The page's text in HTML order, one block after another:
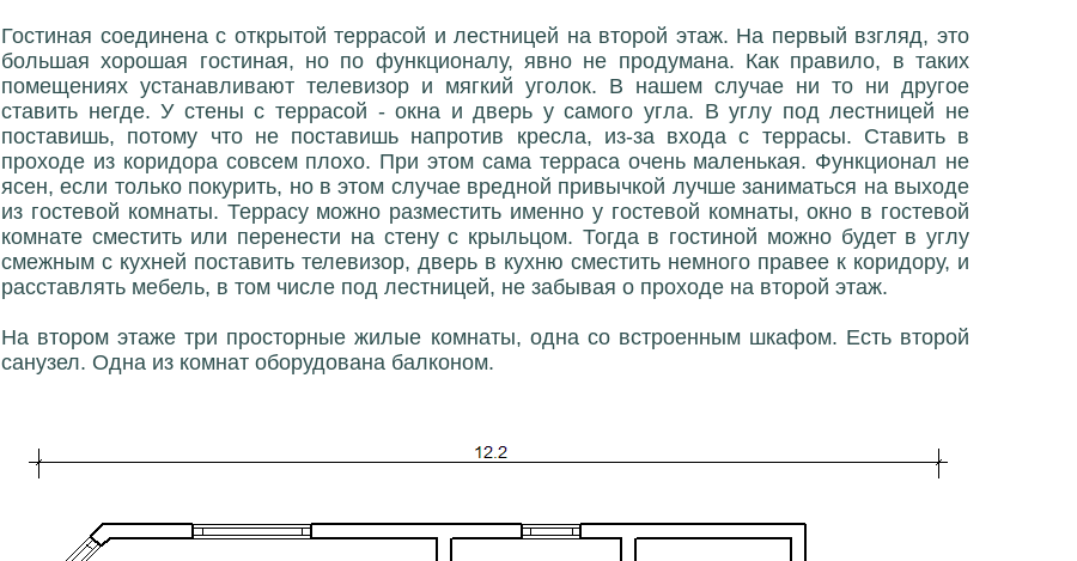
Гостиная соединена с открытой террасой и лестницей на второй этаж. На первый взгляд, это
большая хорошая гостиная, но по функционалу, явно не продумана. Как правило, в таких
помещениях устанавливают телевизор и мягкий уголок. В нашем случае ни то ни другое
ставить негде. У стены с террасой - окна и дверь у самого угла. В углу под лестницей не
поставишь, потому что не поставишь напротив кресла, из-за входа с террасы. Ставить в
проходе из коридора совсем плохо. При этом сама терраса очень маленькая. Функционал не
ясен, если только покурить, но в этом случае вредной привычкой лучше заниматься на выходе
из гостевой комнаты. Террасу можно разместить именно у гостевой комнаты, окно в гостевой
комнате сместить или перенести на стену с крыльцом. Тогда в гостиной можно будет в углу
смежным с кухней поставить телевизор, дверь в кухню сместить немного правее к коридору, и
расставлять мебель, в том числе под лестницей, не забывая о проходе на второй этаж.
На втором этаже три просторные жилые комнаты, одна со встроенным шкафом. Есть второй
санузел. Одна из комнат оборудована балконом.